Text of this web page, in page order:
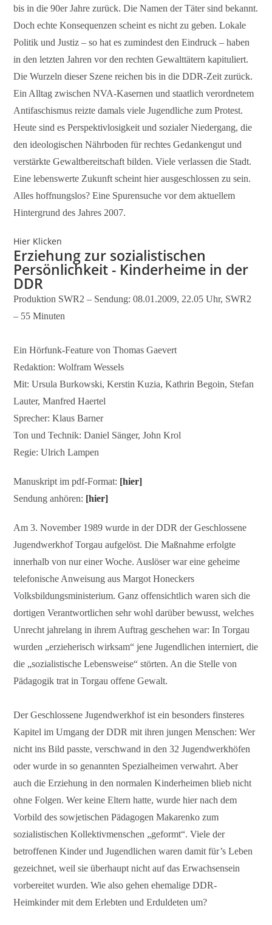
bis in die 90er Jahre zurück. Die Namen der Täter sind bekannt.
Doch echte Konsequenzen scheint es nicht zu geben. Lokale
Politik und Justiz – so hat es zumindest den Eindruck – haben
in den letzten Jahren vor den rechten Gewalttätern kapituliert.
Die Wurzeln dieser Szene reichen bis in die DDR-Zeit zurück.
Ein Alltag zwischen NVA-Kasernen und staatlich verordnetem
Antifaschismus reizte damals viele Jugendliche zum Protest.
Heute sind es Perspektivlosigkeit und sozialer Niedergang, die
den ideologischen Nährboden für rechtes Gedankengut und
verstärkte Gewaltbereitschaft bilden. Viele verlassen die Stadt.
Eine lebenswerte Zukunft scheint hier ausgeschlossen zu sein.
Alles hoffnungslos? Eine Spurensuche vor dem aktuellem
Hintergrund des Jahres 2007.
Hier Klicken
Erziehung zur sozialistischen
Persönlichkeit - Kinderheime in der
DDR
Produktion SWR2 – Sendung: 08.01.2009, 22.05 Uhr, SWR2
– 55 Minuten
Ein Hörfunk-Feature von Thomas Gaevert
Redaktion: Wolfram Wessels
Mit: Ursula Burkowski, Kerstin Kuzia, Kathrin Begoin, Stefan
Lauter, Manfred Haertel
Sprecher: Klaus Barner
Ton und Technik: Daniel Sänger, John Krol
Regie: Ulrich Lampen
Manuskript im pdf-Format: [hier]
Sendung anhören: [hier]
Am 3. November 1989 wurde in der DDR der Geschlossene
Jugendwerkhof Torgau aufgelöst. Die Maßnahme erfolgte
innerhalb von nur einer Woche. Auslöser war eine geheime
telefonische Anweisung aus Margot Honeckers
Volksbildungsministerium. Ganz offensichtlich waren sich die
dortigen Verantwortlichen sehr wohl darüber bewusst, welches
Unrecht jahrelang in ihrem Auftrag geschehen war: In Torgau
wurden „erzieherisch wirksam“ jene Jugendlichen interniert, die
die „sozialistische Lebensweise“ störten. An die Stelle von
Pädagogik trat in Torgau offene Gewalt.
Der Geschlossene Jugendwerkhof ist ein besonders finsteres
Kapitel im Umgang der DDR mit ihren jungen Menschen: Wer
nicht ins Bild passte, verschwand in den 32 Jugendwerkhöfen
oder wurde in so genannten Spezialheimen verwahrt. Aber
auch die Erziehung in den normalen Kinderheimen blieb nicht
ohne Folgen. Wer keine Eltern hatte, wurde hier nach dem
Vorbild des sowjetischen Pädagogen Makarenko zum
sozialistischen Kollektivmenschen „geformt“. Viele der
betroffenen Kinder und Jugendlichen waren damit für’s Leben
gezeichnet, weil sie überhaupt nicht auf das Erwachsensein
vorbereitet wurden. Wie also gehen ehemalige DDR-
Heimkinder mit dem Erlebten und Erduldeten um?